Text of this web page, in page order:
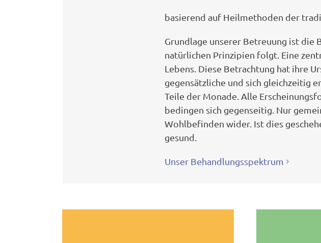
basierend auf Heilmethoden der
Grundlage unserer Betreuung ist die
natürlichen Prinzipien folgt. Eine
Lebens. Diese Betrachtung hat ihre
gegensätzliche und sich gleichzeitig
Teile der Monade. Alle
bedingen sich gegenseitig. Nur
Wohlbefinden wider. Ist dies
gesund.
Unser Behandlungsspektrum